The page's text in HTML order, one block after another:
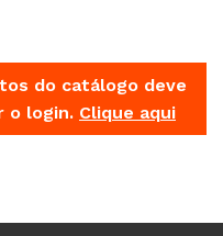
do catálogo deve
o login. Clique aqui